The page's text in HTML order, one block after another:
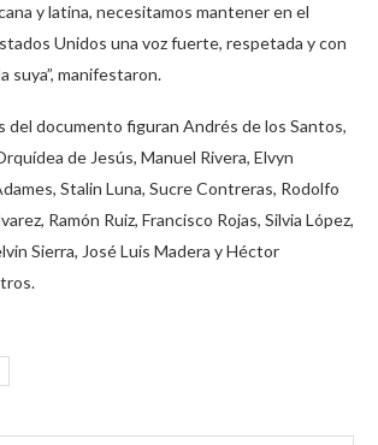
y latina, necesitamos mantener en el
Unidos una voz fuerte, respetada y con
suya”, manifestaron.
del documento figuran Andrés de los Santos,
de Jesús, Manuel Rivera, Elvyn
Stalin Luna, Sucre Contreras, Rodolfo
Ramón Ruiz, Francisco Rojas, Silvia López,
Sierra, José Luis Madera y Héctor